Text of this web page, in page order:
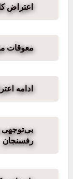
اعتراض
معوقات
ادامه
بی‌توجهی
رفسنجان